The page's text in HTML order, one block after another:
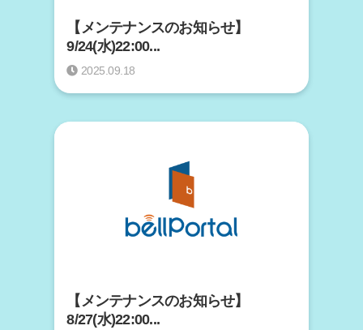
【メンテナンスのお知らせ】
9/24(水)22:00...
2025.09.18
【メンテナンスのお知らせ】
8/27(水)22:00...